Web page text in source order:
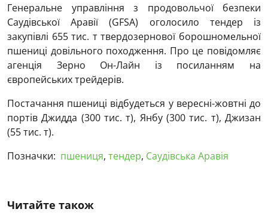
Генеральне управління з продовольчої безпеки
Саудівської Аравії (GFSA) оголосило тендер із
закупівлі 655 тис. т твердозернової борошномельної
пшениці довільного походження. Про це повідомляє
агенція Зерно Он-Лайн із посиланням на
європейських трейдерів.
Постачання пшениці відбудеться у вересні-жовтні до
портів Джидда (300 тис. т), Янбу (300 тис. т), Джизан
(55 тис. т).
Позначки: пшениця, тендер, Саудівська Аравія
Читайте також